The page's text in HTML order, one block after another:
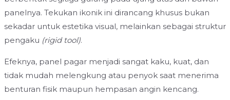
panelnya. Tekukan ikonik ini dirancang khusus bukan
sekadar untuk estetika visual, melainkan sebagai struktur
pengaku (rigid tool).
Efeknya, panel pagar menjadi sangat kaku, kuat, dan
tidak mudah melengkung atau penyok saat menerima
benturan fisik maupun hempasan angin kencang.